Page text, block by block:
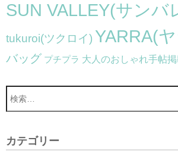
SUN VALLEY(サンバ
tukuroi(ツクロイ) YARRA(
バッグ プチプラ 大人のおしゃれ手帖掲
カテゴリー